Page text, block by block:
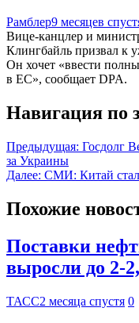
Рамблер9 месяцев
Вице-канцлер и
Клингбайль призвал к
Он хочет «ввести
в ЕС», сообщает DPA.
Навигация по
Предыдущая: Госдолг
за Украины
Далее: СМИ: Китай стал
Похожие
Поставки
выросли до 2-
ТАСС2 месяца спустя 0